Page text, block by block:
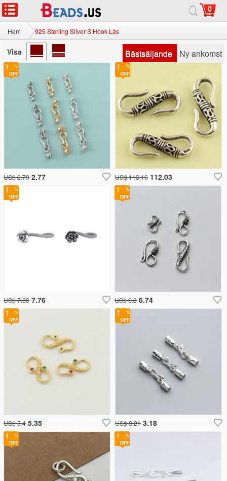
0
Hem 925 Sterling Silver S Hook Lås
Visa Bästsäljande Ny ankomst
1
US$ 113.16 112.03
1
1
US$ 7.83 7.76
1
US$ 5.4 5.35
1
US$ 2.79 2.77
1
US$ 6.8 6.74
1
US$ 3.21 3.18
1